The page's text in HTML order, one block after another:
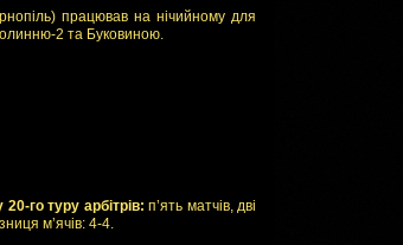
працював на нічийному для
2 та Буковиною.
го туру арбітрів: п’ять матчів, дві
м’ячів: 4-4.